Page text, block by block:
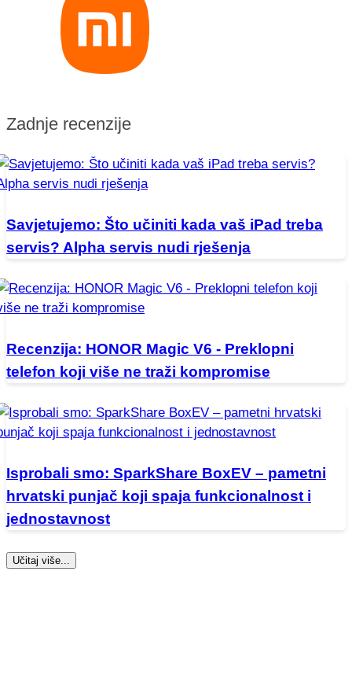
Zadnje recenzije
Savjetujemo: Što učiniti kada vaš iPad treba
servis? Alpha servis nudi rješenja
Recenzija: HONOR Magic V6 - Preklopni
telefon koji više ne traži kompromise
Isprobali smo: SparkShare BoxEV – pametni
hrvatski punjač koji spaja funkcionalnost i
jednostavnost
Učitaj više...